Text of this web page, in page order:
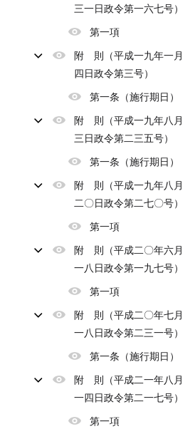
三一日政令第一六七号）
第一項
附 則（平成一九年一月
四日政令第三号）
第一条（施行期日）
附 則（平成一九年八月
三日政令第二三五号）
第一条（施行期日）
附 則（平成一九年八月
二〇日政令第二七〇号）
第一項
附 則（平成二〇年六月
一八日政令第一九七号）
第一項
附 則（平成二〇年七月
一八日政令第二三一号）
第一条（施行期日）
附 則（平成二一年八月
一四日政令第二一七号）
第一項